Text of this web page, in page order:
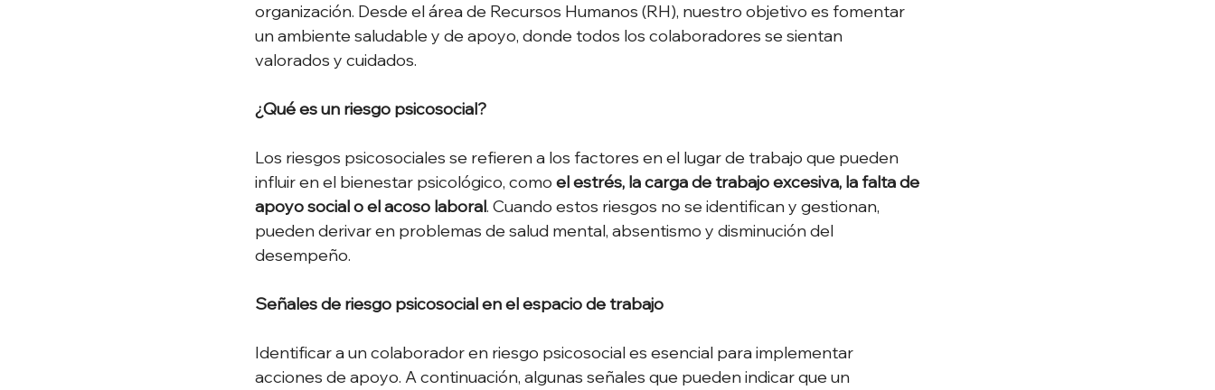
organización. Desde el área de Recursos Humanos (RH), nuestro objetivo es fomentar
un ambiente saludable y de apoyo, donde todos los colaboradores se sientan
valorados y cuidados.
¿Qué es un riesgo psicosocial?
Los riesgos psicosociales se refieren a los factores en el lugar de trabajo que pueden
influir en el bienestar psicológico, como el estrés, la carga de trabajo excesiva, la falta de
apoyo social o el acoso laboral. Cuando estos riesgos no se identifican y gestionan,
pueden derivar en problemas de salud mental, absentismo y disminución del
desempeño.
Señales de riesgo psicosocial en el espacio de trabajo
Identificar a un colaborador en riesgo psicosocial es esencial para implementar
acciones de apoyo. A continuación, algunas señales que pueden indicar que un